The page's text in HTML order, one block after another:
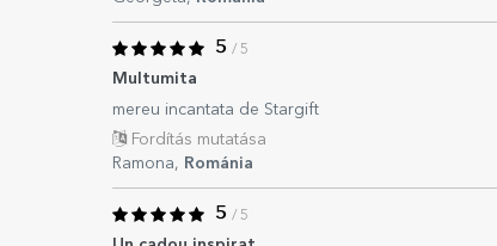
5 / 5
Multumita
mereu incantata de Stargift
Fordítás mutatása
Ramona, Románia
5 / 5